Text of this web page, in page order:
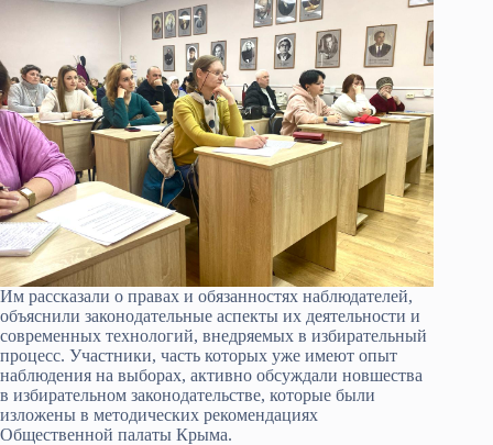
Им рассказали о правах и обязанностях наблюдателей,
объяснили законодательные аспекты их деятельности и
современных технологий, внедряемых в избирательный
процесс. Участники, часть которых уже имеют опыт
наблюдения на выборах, активно обсуждали новшества
в избирательном законодательстве, которые были
изложены в методических рекомендациях
Общественной палаты Крыма.